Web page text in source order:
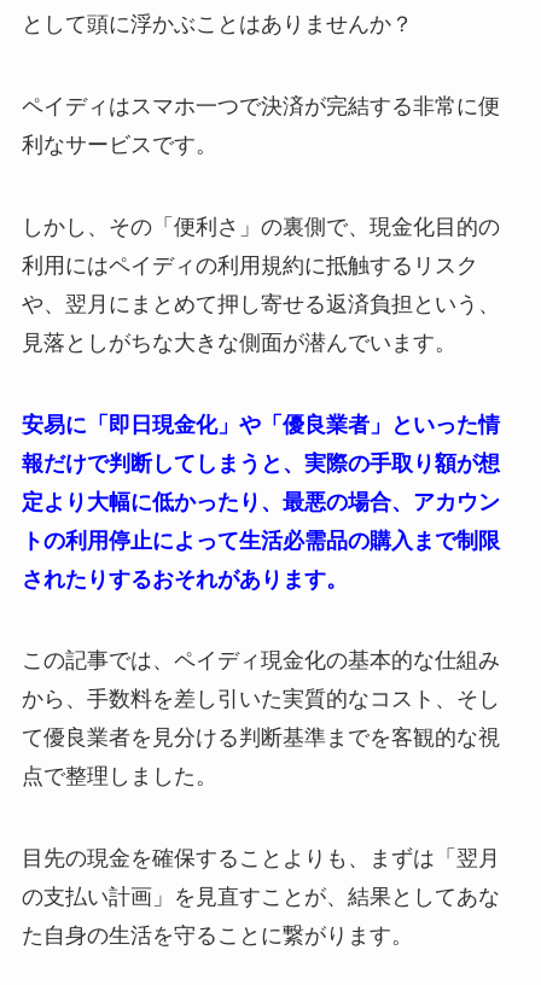
として頭に浮かぶことはありませんか？
ペイディはスマホ一つで決済が完結する非常に便
利なサービスです。
しかし、その「便利さ」の裏側で、現金化目的の
利用にはペイディの利用規約に抵触するリスク
や、翌月にまとめて押し寄せる返済負担という、
見落としがちな大きな側面が潜んでいます。
安易に「即日現金化」や「優良業者」といった情
報だけで判断してしまうと、実際の手取り額が想
定より大幅に低かったり、最悪の場合、アカウン
トの利用停止によって生活必需品の購入まで制限
されたりするおそれがあります。
この記事では、ペイディ現金化の基本的な仕組み
から、手数料を差し引いた実質的なコスト、そし
て優良業者を見分ける判断基準までを客観的な視
点で整理しました。
目先の現金を確保することよりも、まずは「翌月
の支払い計画」を見直すことが、結果としてあな
た自身の生活を守ることに繋がります。